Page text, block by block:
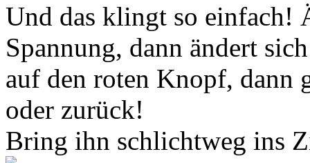
Und das klingt so einfach!
Spannung, dann ändert
auf den roten Knopf, dann
oder zurück!
Bring ihn schlichtweg ins